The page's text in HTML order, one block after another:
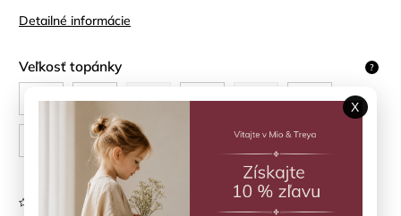
Detailné informácie
Veľkosť topánky ?
24 25 26 27 28 29
Neohodnotené
X